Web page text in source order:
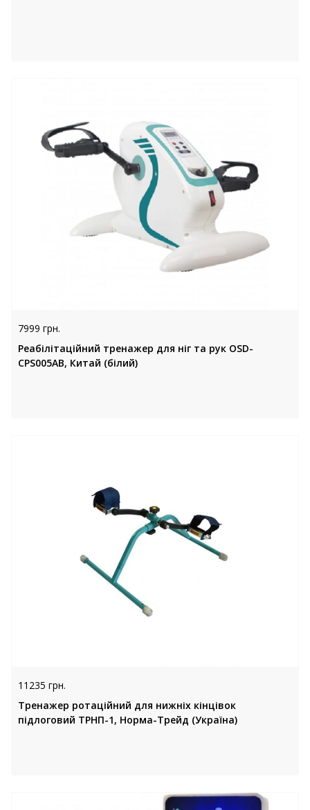
7999 грн.
Реабілітаційний тренажер для ніг та рук OSD-
CPS005AB, Китай (білий)
11235 грн.
Тренажер ротаційний для нижніх кінцівок
підлоговий ТРНП-1, Норма-Трейд (Україна)